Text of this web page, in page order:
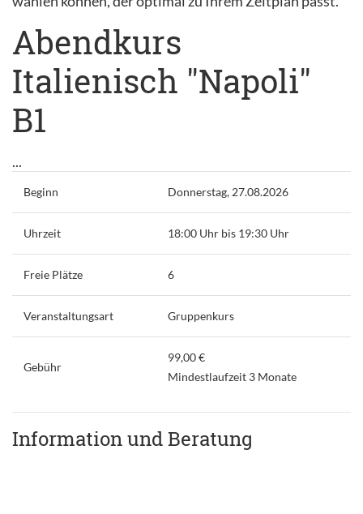
Abendkurs
Italienisch "Napoli"
B1
...
Beginn Donnerstag, 27.08.2026
Uhrzeit 18:00 Uhr bis 19:30 Uhr
Freie Plätze 6
Veranstaltungsart Gruppenkurs
Gebühr
99,00 €
Mindestlaufzeit 3 Monate
Information und Beratung